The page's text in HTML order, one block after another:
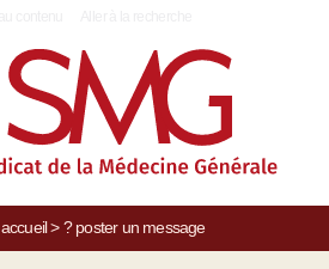
accueil> ? poster un message